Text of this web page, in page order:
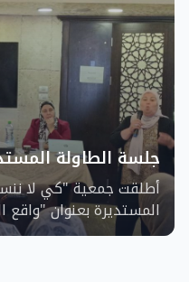
جلسة الطاولة
المخيمات
أطلقت جمعية "كي لا
المستديرة بعنوان
اللجوء والنزوح"،